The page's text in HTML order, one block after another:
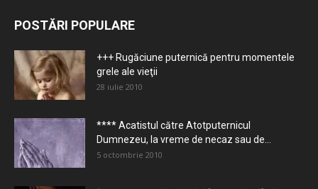
POSTĂRI POPULARE
+++ Rugăciune puternică pentru momentele
grele ale vieţii
28 iulie 2010
**** Acatistul către Atotputernicul
Dumnezeu, la vreme de necaz sau de...
5 octombrie 2010